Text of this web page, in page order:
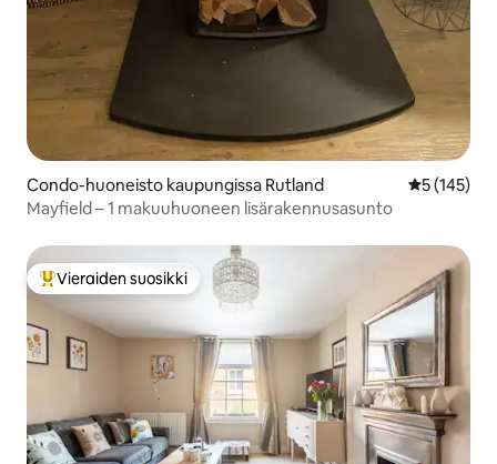
Condo-huoneisto kaupungissa Rutland
5 (145)
Mayfield – 1 makuuhuoneen lisärakennusasunto
Vieraiden suosikkien parhaimmistoa
Vieraiden suosikki